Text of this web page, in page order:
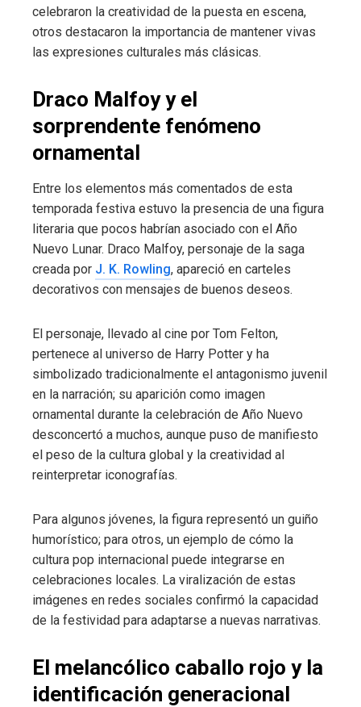
celebraron la creatividad de la puesta en escena,
otros destacaron la importancia de mantener vivas
las expresiones culturales más clásicas.
Draco Malfoy y el
sorprendente fenómeno
ornamental
Entre los elementos más comentados de esta
temporada festiva estuvo la presencia de una figura
literaria que pocos habrían asociado con el Año
Nuevo Lunar. Draco Malfoy, personaje de la saga
creada por J. K. Rowling, apareció en carteles
decorativos con mensajes de buenos deseos.
El personaje, llevado al cine por Tom Felton,
pertenece al universo de Harry Potter y ha
simbolizado tradicionalmente el antagonismo juvenil
en la narración; su aparición como imagen
ornamental durante la celebración de Año Nuevo
desconcertó a muchos, aunque puso de manifiesto
el peso de la cultura global y la creatividad al
reinterpretar iconografías.
Para algunos jóvenes, la figura representó un guiño
humorístico; para otros, un ejemplo de cómo la
cultura pop internacional puede integrarse en
celebraciones locales. La viralización de estas
imágenes en redes sociales confirmó la capacidad
de la festividad para adaptarse a nuevas narrativas.
El melancólico caballo rojo y la
identificación generacional